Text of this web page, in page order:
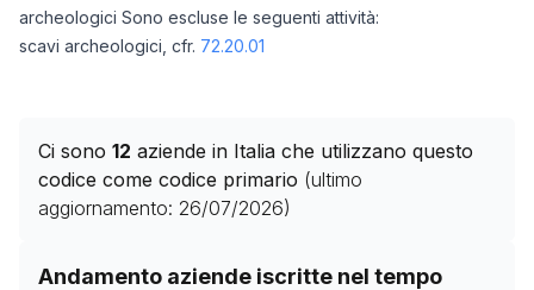
archeologici Sono escluse le seguenti attività:
scavi archeologici, cfr. 72.20.01
Ci sono 12 aziende in Italia che utilizzano questo
codice come codice primario (ultimo
aggiornamento: 26/07/2026)
Andamento aziende iscritte nel tempo
Storico numero di aziende con codice ATECO